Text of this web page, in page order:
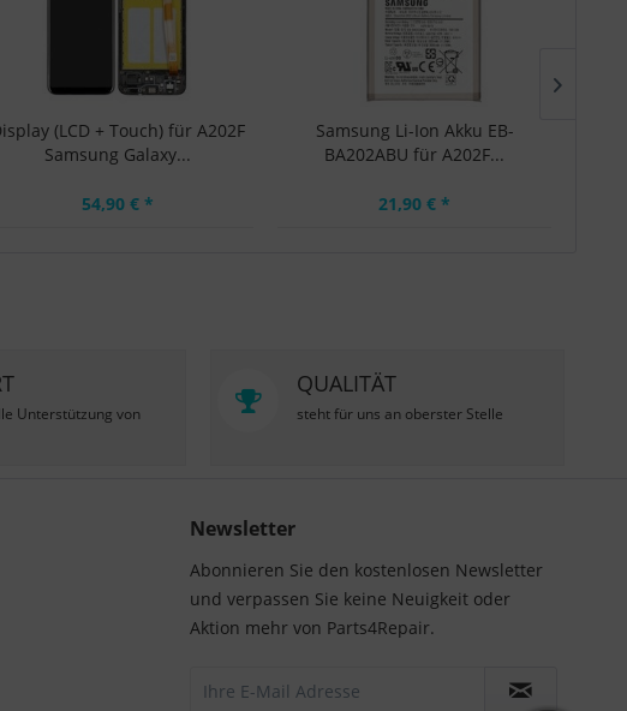
(LCD + Touch) für A202F
Samsung Galaxy...
54,90 € *
Samsung Li-Ion Akku EB-
BA202ABU für A202F...
21,90 € *
Unterstützung von
QUALITÄT
steht für uns an oberster Stelle
Newsletter
Abonnieren Sie den kostenlosen Newsletter
und verpassen Sie keine Neuigkeit oder
Aktion mehr von Parts4Repair.